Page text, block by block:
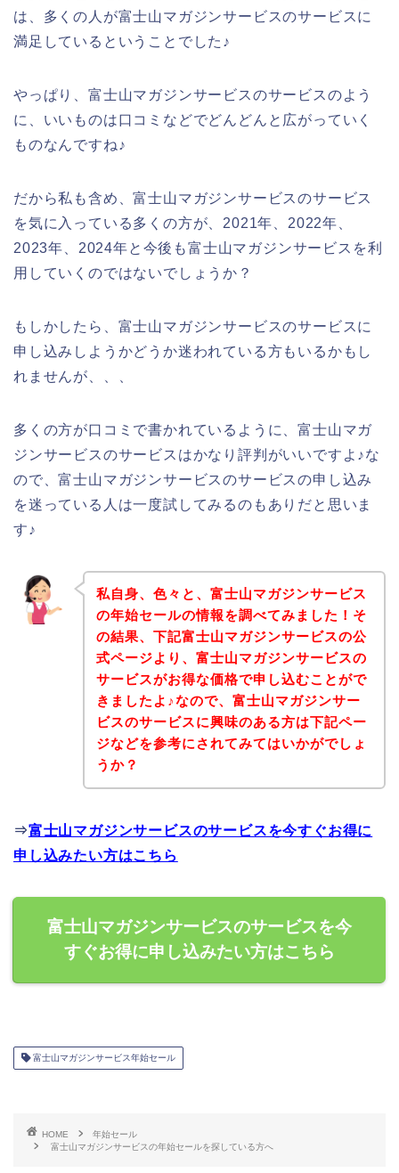
は、多くの人が富士山マガジンサービスのサービスに
満足しているということでした♪
やっぱり、富士山マガジンサービスのサービスのよう
に、いいものは口コミなどでどんどんと広がっていく
ものなんですね♪
だから私も含め、富士山マガジンサービスのサービス
を気に入っている多くの方が、2021年、2022年、
2023年、2024年と今後も富士山マガジンサービスを利
用していくのではないでしょうか？
もしかしたら、富士山マガジンサービスのサービスに
申し込みしようかどうか迷われている方もいるかもし
れませんが、、、
多くの方が口コミで書かれているように、富士山マガ
ジンサービスのサービスはかなり評判がいいですよ♪な
ので、富士山マガジンサービスのサービスの申し込み
を迷っている人は一度試してみるのもありだと思いま
す♪
私自身、色々と、富士山マガジンサービス
の年始セールの情報を調べてみました！そ
の結果、下記富士山マガジンサービスの公
式ページより、富士山マガジンサービスの
サービスがお得な価格で申し込むことがで
きましたよ♪なので、富士山マガジンサー
ビスのサービスに興味のある方は下記ペー
ジなどを参考にされてみてはいかがでしょ
うか？
⇒富士山マガジンサービスのサービスを今すぐお得に
申し込みたい方はこちら
富士山マガジンサービスのサービスを今
すぐお得に申し込みたい方はこちら
富士山マガジンサービス年始セール
HOME
年始セール
富士山マガジンサービスの年始セールを探している方へ